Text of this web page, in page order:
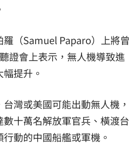
羅（Samuel Paparo）上將曾
證會上表示，無人機導致進
提升。
灣或美國可能出動無人機，
十萬名解放軍官兵、橫渡台
動的中國船艦或軍機。